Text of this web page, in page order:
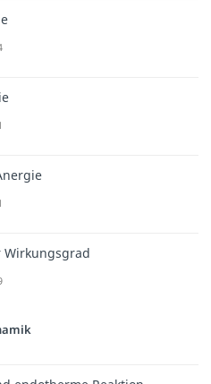
Wirkungsgrad